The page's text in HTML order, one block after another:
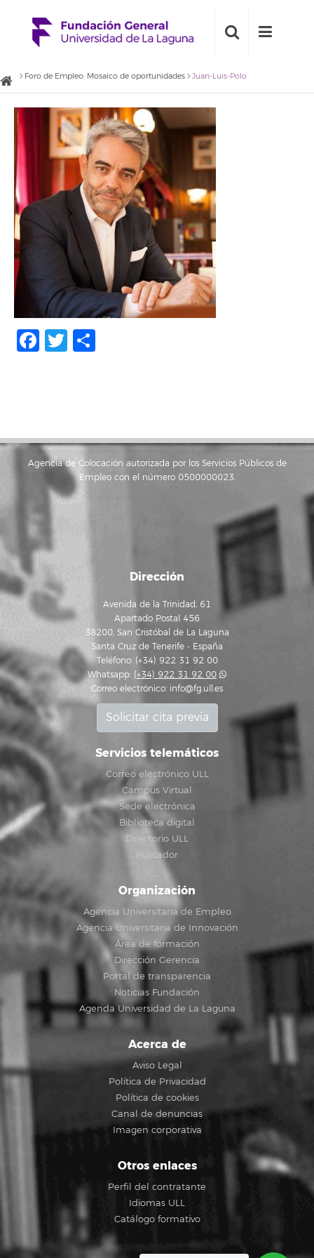
Foro de Empleo: Mosaico de oportunidades Juan-Luis-Polo
Facebook
Twitter
Agencia de Colocación autorizada por los Servicios Públicos de
Empleo con el número 0500000023.
Dirección
Avenida de la Trinidad, 61
Apartado Postal 456
38200, San Cristóbal de La Laguna
Santa Cruz de Tenerife - España
Teléfono: (+34) 922 31 92 00
Whatsapp: (+34) 922 31 92 00
Correo electrónico: info@fg.ull.es
Solicitar cita previa
Servicios telemáticos
Correo electrónico ULL
Campus Virtual
Sede electrónica
Biblioteca digital
Directorio ULL
Buscador
Organización
Agencia Universitaria de Empleo
Agencia Universitaria de Innovación
Área de formación
Dirección Gerencia
Portal de transparencia
Noticias Fundación
Agenda Universidad de La Laguna
Acerca de
Aviso Legal
Política de Privacidad
Política de cookies
Canal de denuncias
Imagen corporativa
Otros enlaces
Perfil del contratante
Idiomas ULL
Catálogo formativo